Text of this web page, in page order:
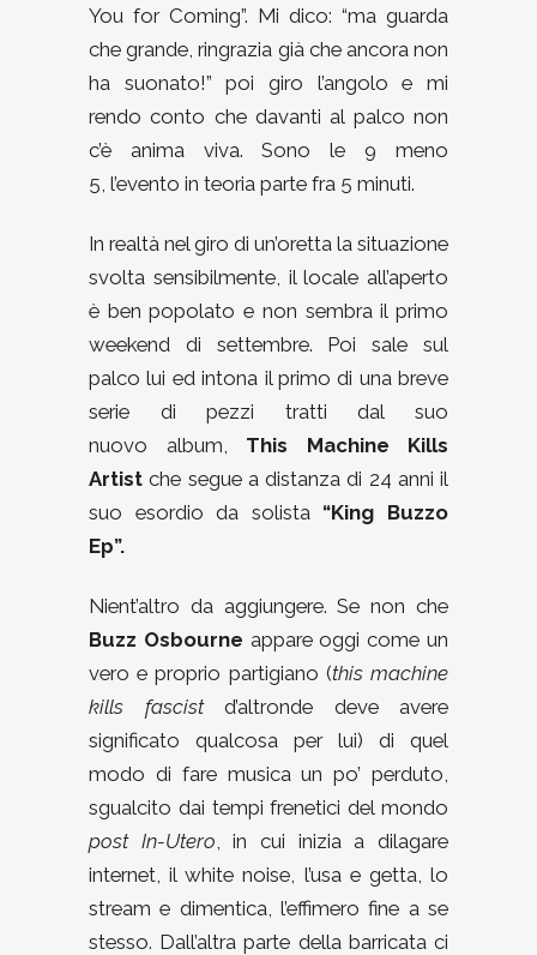
You for Coming”. Mi dico: “ma guarda
che grande, ringrazia già che ancora non
ha suonato!” poi giro l’angolo e mi
rendo conto che davanti al palco non
c’è anima viva. Sono le 9 meno
5, l’evento in teoria parte fra 5 minuti.
In realtà nel giro di un’oretta la situazione
svolta sensibilmente, il locale all’aperto
è ben popolato e non sembra il primo
weekend di settembre. Poi sale sul
palco lui ed intona il primo di una breve
serie di pezzi tratti dal suo
nuovo album, This Machine Kills
Artist che segue a distanza di 24 anni il
suo esordio da solista “King Buzzo
Ep”.
Nient’altro da aggiungere. Se non che
Buzz Osbourne appare oggi come un
vero e proprio partigiano (this machine
kills fascistd’altronde deve avere
significato qualcosa per lui) di quel
modo di fare musica un po’ perduto,
sgualcito dai tempi frenetici del mondo
post In-Utero, in cui inizia a dilagare
internet, il white noise, l’usa e getta, lo
stream e dimentica, l’effimero fine a se
stesso. Dall’altra parte della barricata ci